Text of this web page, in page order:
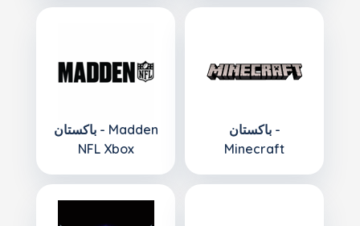
باكستان - Madden
NFL Xbox
باكستان -
Minecraft